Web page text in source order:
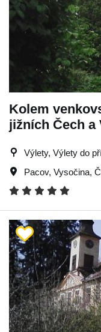
Kolem
jižních Čech a
Výlety, Výlety do
Pacov, Vysočina,